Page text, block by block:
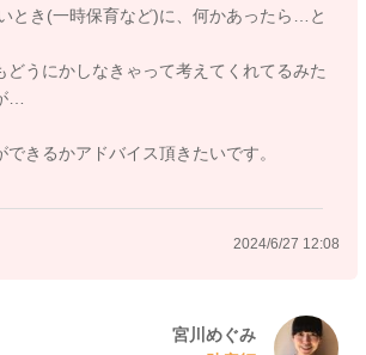
とき(一時保育など)に、何かあったら…と
どうにかしなきゃって考えてくれてるみた
…
きるかアドバイス頂きたいです。
2024/6/27 12:08
宮川めぐみ